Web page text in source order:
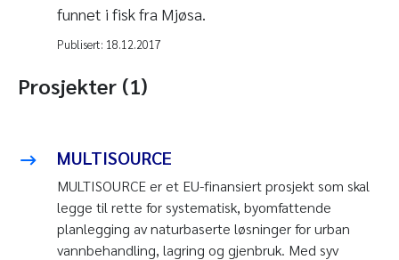
funnet i fisk fra Mjøsa.
Publisert: 18.12.2017
Prosjekter (1)
MULTISOURCE
MULTISOURCE er et EU-finansiert prosjekt som skal
legge til rette for systematisk, byomfattende
planlegging av naturbaserte løsninger for urban
vannbehandling, lagring og gjenbruk. Med syv